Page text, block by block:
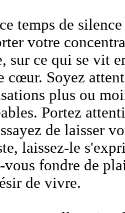
temps de
votre
sur ce qui se vit
cœur. Soyez
plus ou
Portez
de laisser
laissez-le
vous fondre de
de vivre.